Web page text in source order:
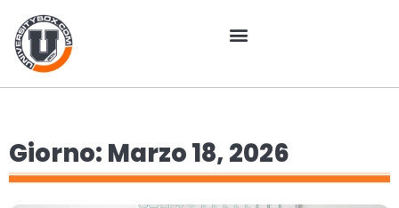
Giorno: Marzo 18, 2026